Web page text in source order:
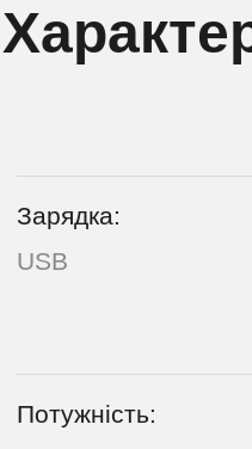
Зарядка:
USB
Потужність: